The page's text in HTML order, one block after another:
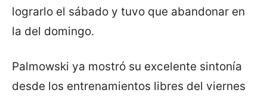
lograrlo el sábado y tuvo que abandonar en
la del domingo.
Palmowski ya mostró su excelente sintonía
desde los entrenamientos libres del viernes